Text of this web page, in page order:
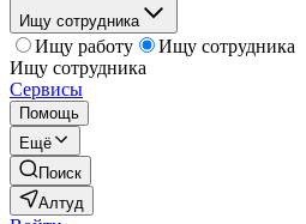
Ищу сотрудника
Ищу работу
Ищу сотрудника
Ищу сотрудника
Сервисы
Помощь
Ещё
Поиск
Алтуд